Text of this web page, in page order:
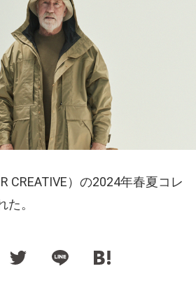
CREATIVE）の2024年春夏コレ
。